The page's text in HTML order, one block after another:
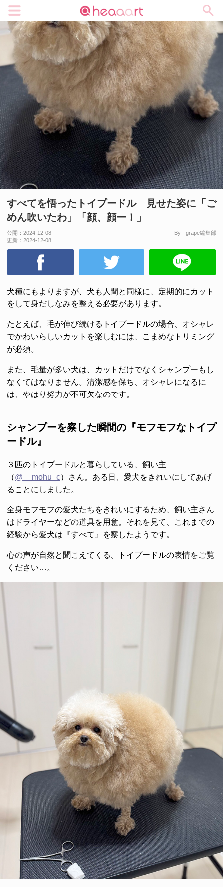
すべてを悟ったトイプードル 見せた姿に「ご
めん吹いたわ」「顔、顔ー！」
公開： 2024-12-08
更新： 2024-12-08
By - grape編集部
犬種にもよりますが、犬も人間と同様に、定期的にカット
をして身だしなみを整える必要があります。
たとえば、毛が伸び続けるトイプードルの場合、オシャレ
でかわいらしいカットを楽しむには、こまめなトリミング
が必須。
また、毛量が多い犬は、カットだけでなくシャンプーもし
なくてはなりません。清潔感を保ち、オシャレになるに
は、やはり努力が不可欠なのです。
シャンプーを察した瞬間の『モフモフなトイプ
ードル』
３匹のトイプードルと暮らしている、飼い主
（@__mohu_c）さん。ある日、愛犬をきれいにしてあげ
ることにしました。
全身モフモフの愛犬たちをきれいにするため、飼い主さん
はドライヤーなどの道具を用意。それを見て、これまでの
経験から愛犬は『すべて』を察したようです。
心の声が自然と聞こえてくる、トイプードルの表情をご覧
ください…。